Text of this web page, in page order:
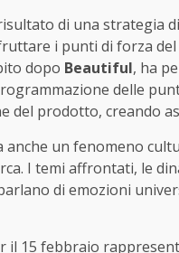
di una strategia
i punti di forza del
dopo Beautiful, ha
delle
del prodotto, creando
un fenomeno
I temi affrontati, le
di emozioni
il 15 febbraio